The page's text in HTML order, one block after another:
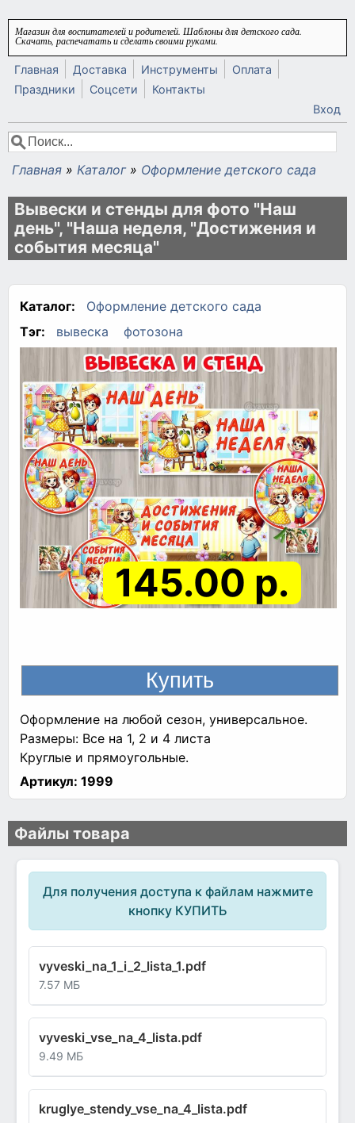
Перейти к основному содержанию
Магазин для воспитателей и родителей. Шаблоны для детского сада.
Скачать, распечатать и сделать своими руками.
Главная Доставка Инструменты
Оплата
Праздники
Соцсети
Контакты
Вход
Форма поиска
Поиск
Вы здесь
Главная » Каталог » Оформление детского сада
Вывески и стенды для фото "Наш
день", "Наша неделя, "Достижения и
события месяца"
Каталог:
Оформление детского сада
Тэг:
вывеска фотозона
145.00 р.
Оформление на любой сезон, универсальное.
Размеры: Все на 1, 2 и 4 листа
Круглые и прямоугольные.
Артикул: 1999
Файлы товара
Для получения доступа к файлам нажмите
кнопку КУПИТЬ
vyveski_na_1_i_2_lista_1.pdf
7.57 МБ
vyveski_vse_na_4_lista.pdf
9.49 МБ
kruglye_stendy_vse_na_4_lista.pdf